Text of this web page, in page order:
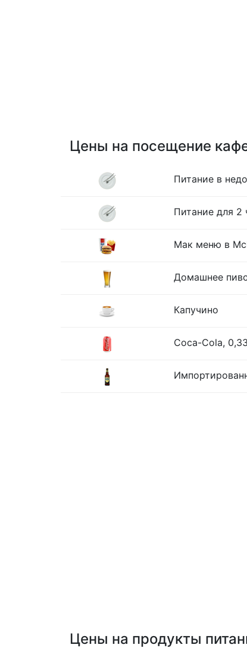
Цены на посещение
Питание в
Питание для 2
Мак меню в
Домашнее
Капучино
Coca-Cola,
Цены на продукты